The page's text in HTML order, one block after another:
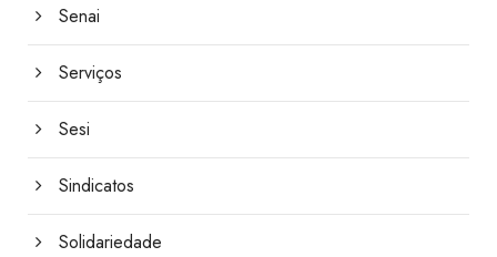
Senai
Serviços
Sesi
Sindicatos
Solidariedade